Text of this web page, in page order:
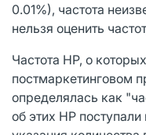
0.01%), частота
нельзя оценить
Частота HP, о
постмаркетинговом
определялась как
об этих HP